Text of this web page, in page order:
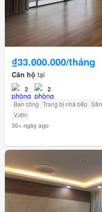
₫33.000.000/tháng
Căn hộ tại
2 2
Ban công Trang bị nhà bếp Sân
Vườn
30+ ngày ago